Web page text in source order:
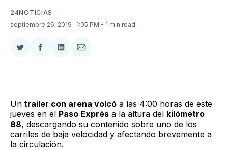
24NOTICIAS
septiembre 26, 2019 . 1:05 PM - 1 min read
Compartir
Twitter
Compartir
Facebook
Compartir
LinkedIn
Compartir
Email
Un trailer con arena volcó a las 4:00 horas de este
jueves en el Paso Exprés a la altura del kilómetro
88, descargando su contenido sobre uno de los
carriles de baja velocidad y afectando brevemente a
la circulación.